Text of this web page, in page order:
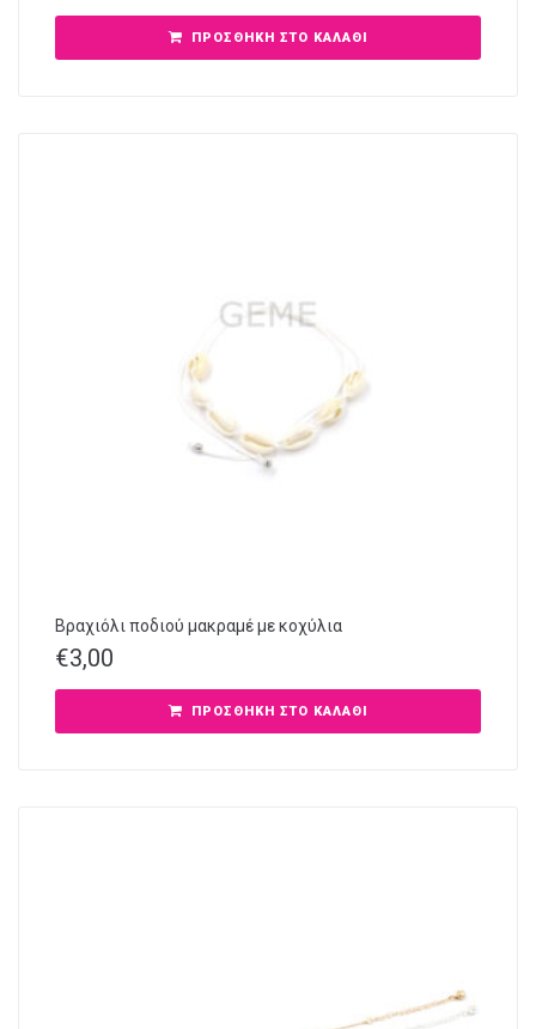
ΠΡΟΣΘΉΚΗ ΣΤΟ ΚΑΛΆΘΙ
Βραχιόλι ποδιού μακραμέ με κοχύλια
€3,00
ΠΡΟΣΘΉΚΗ ΣΤΟ ΚΑΛΆΘΙ